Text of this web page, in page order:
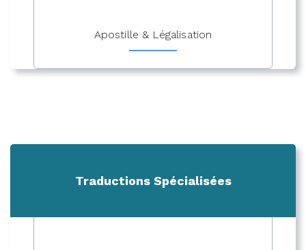
Apostille & Légalisation
Traductions Spécialisées